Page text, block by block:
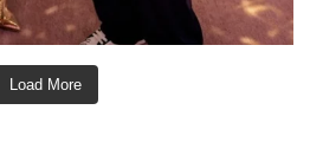
Load More